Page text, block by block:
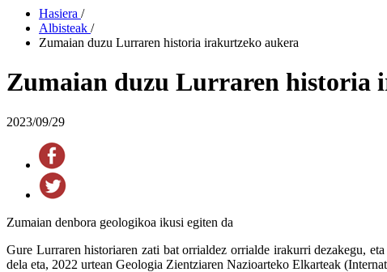
Hasiera /
Albisteak /
Zumaian duzu Lurraren historia irakurtzeko aukera
Zumaian duzu Lurraren historia
2023/09/29
Zumaian denbora geologikoa ikusi egiten da
Gure Lurraren historiaren zati bat orrialdez orrialde irakurri dezakegu,
dela eta, 2022 urtean Geologia Zientziaren Nazioarteko Elkarteak